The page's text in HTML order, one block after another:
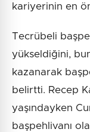
kariyerinin en
Tecrübeli
yükseldiğini,
kazanarak
belirtti. Recep
yaşındayken
başpehlivanı